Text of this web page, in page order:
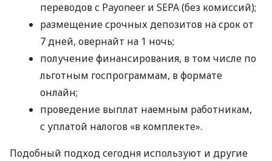
переводов с Payoneer и SEPA (без комиссий);
размещение срочных депозитов на срок от
7 дней, овернайт на 1 ночь;
получение финансирования, в том числе по
льготным госпрограммам, в формате
онлайн;
проведение выплат наемным работникам,
с уплатой налогов «в комплекте».
Подобный подход сегодня используют и другие